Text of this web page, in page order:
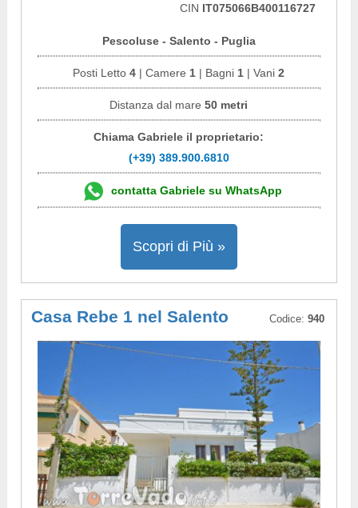
CIN IT075066B400116727
Pescoluse - Salento - Puglia
Posti Letto4 | Camere 1 | Bagni 1 | Vani2
Distanza dal mare50 metri
Chiama Gabriele il proprietario:
(+39) 389.900.6810
contatta Gabriele su WhatsApp
Scopri di Più »
Casa Rebe 1 nel Salento Codice: 940